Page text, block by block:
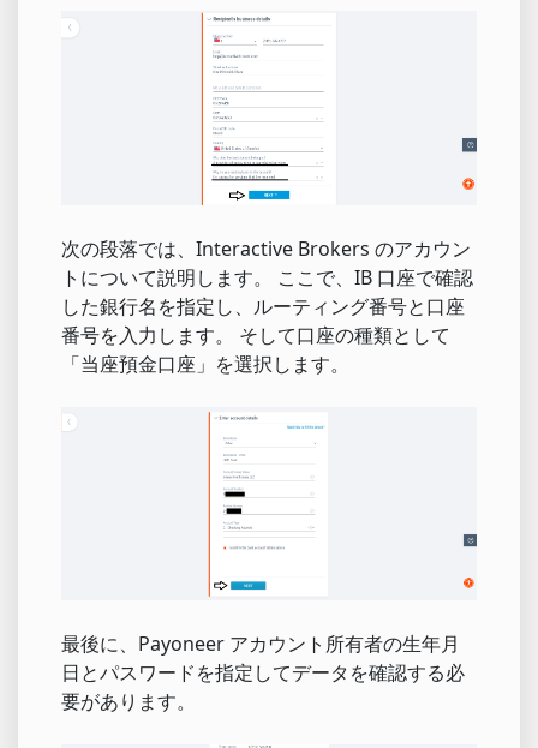
次の段落では、Interactive Brokers のアカウン
トについて説明します。 ここで、IB 口座で確認
した銀行名を指定し、ルーティング番号と口座
番号を入力します。 そして口座の種類として
「当座預金口座」を選択します。
最後に、Payoneer アカウント所有者の生年月
日とパスワードを指定してデータを確認する必
要があります。